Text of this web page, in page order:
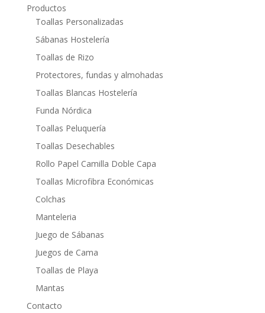
Productos
Toallas Personalizadas
Sábanas Hostelería
Toallas de Rizo
Protectores, fundas y almohadas
Toallas Blancas Hostelería
Funda Nórdica
Toallas Peluquería
Toallas Desechables
Rollo Papel Camilla Doble Capa
Toallas Microfibra Económicas
Colchas
Manteleria
Juego de Sábanas
Juegos de Cama
Toallas de Playa
Mantas
Contacto